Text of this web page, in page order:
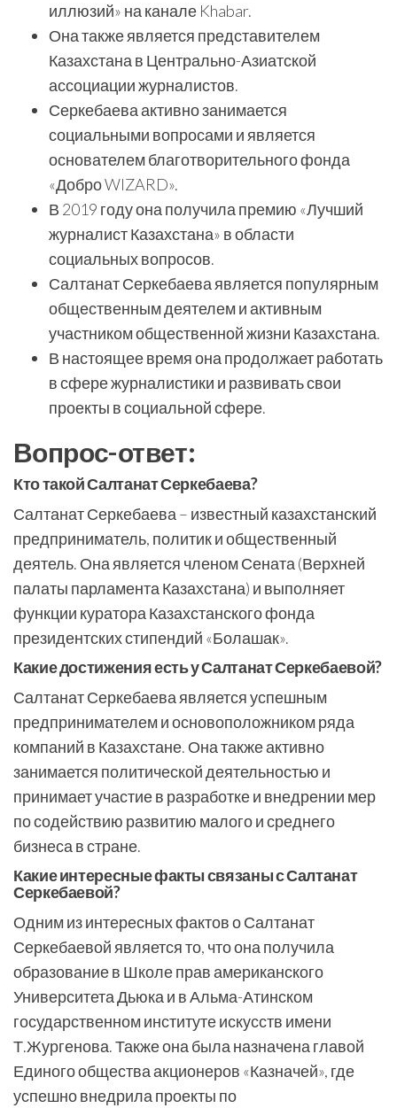
иллюзий» на канале Khabar.
Она также является представителем
Казахстана в Центрально-Азиатской
ассоциации журналистов.
Серкебаева активно занимается
социальными вопросами и является
основателем благотворительного фонда
«Добро WIZARD».
В 2019 году она получила премию «Лучший
журналист Казахстана» в области
социальных вопросов.
Салтанат Серкебаева является популярным
общественным деятелем и активным
участником общественной жизни Казахстана.
В настоящее время она продолжает работать
в сфере журналистики и развивать свои
проекты в социальной сфере.
Вопрос-ответ:
Кто такой Салтанат Серкебаева?
Салтанат Серкебаева – известный казахстанский
предприниматель, политик и общественный
деятель. Она является членом Сената (Верхней
палаты парламента Казахстана) и выполняет
функции куратора Казахстанского фонда
президентских стипендий «Болашак».
Какие достижения есть у Салтанат Серкебаевой?
Салтанат Серкебаева является успешным
предпринимателем и основоположником ряда
компаний в Казахстане. Она также активно
занимается политической деятельностью и
принимает участие в разработке и внедрении мер
по содействию развитию малого и среднего
бизнеса в стране.
Какие интересные факты связаны с Салтанат
Серкебаевой?
Одним из интересных фактов о Салтанат
Серкебаевой является то, что она получила
образование в Школе прав американского
Университета Дьюка и в Альма-Атинском
государственном институте искусств имени
Т.Жургенова. Также она была назначена главой
Единого общества акционеров «Казначей», где
успешно внедрила проекты по